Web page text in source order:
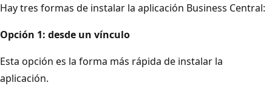
Hay tres formas de instalar la aplicación Business Central:
Opción 1: desde un vínculo
Esta opción es la forma más rápida de instalar la
aplicación.